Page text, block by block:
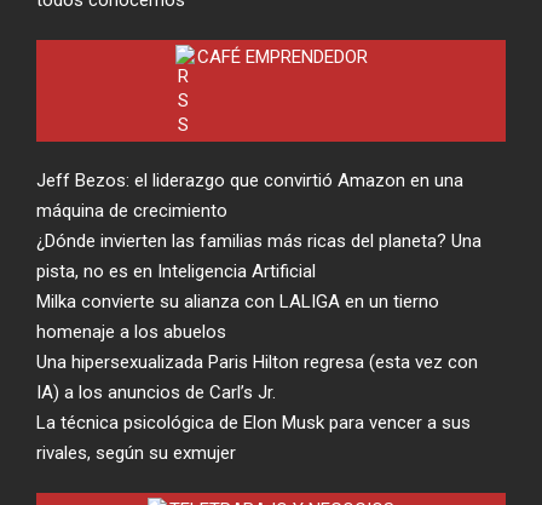
CAFÉ EMPRENDEDOR
Jeff Bezos: el liderazgo que convirtió Amazon en una
máquina de crecimiento
¿Dónde invierten las familias más ricas del planeta? Una
pista, no es en Inteligencia Artificial
Milka convierte su alianza con LALIGA en un tierno
homenaje a los abuelos
Una hipersexualizada Paris Hilton regresa (esta vez con
IA) a los anuncios de Carl’s Jr.
La técnica psicológica de Elon Musk para vencer a sus
rivales, según su exmujer